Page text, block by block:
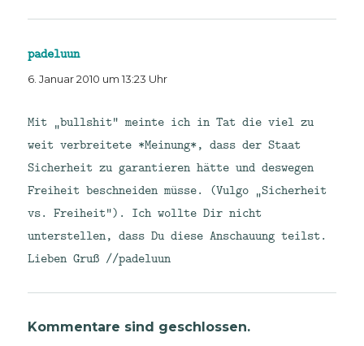
padeluunsagt:
6. Januar 2010 um 13:23 Uhr
Mit „bullshit“ meinte ich in Tat die viel zu
weit verbreitete *Meinung*, dass der Staat
Sicherheit zu garantieren hätte und deswegen
Freiheit beschneiden müsse. (Vulgo „Sicherheit
vs. Freiheit“). Ich wollte Dir nicht
unterstellen, dass Du diese Anschauung teilst.
Lieben Gruß //padeluun
Kommentare sind geschlossen.